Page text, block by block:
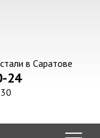
в Саратове
24